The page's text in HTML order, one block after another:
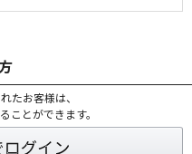
たお客様は、
ことができます。